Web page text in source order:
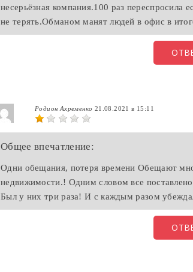
несерьёзная компания.100 раз переспросила
не терять.Обманом манят людей в офис в
Родион Ахременко 21.08.2021 в 15:11
Общее впечатление:
Одни обещания, потеря времени Обещают
недвижимости.! Одним словом все
Был у них три раза! И с каждым разом